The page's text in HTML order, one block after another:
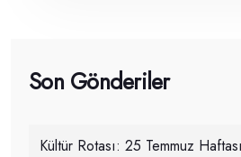
Son Gönderiler
Kültür Rotası: 25 Temmuz Haftası